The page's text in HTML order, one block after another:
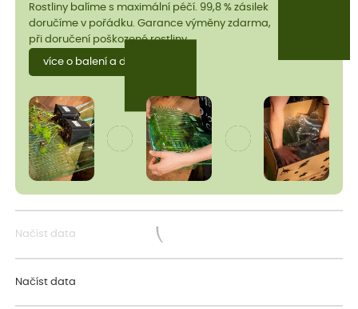
Rostliny balíme s maximální péčí. 99,8 % zásilek
doručíme v pořádku. Garance výměny zdarma,
při doručení poškozené rostliny.
více o balení a dopravě
Načíst data
Načíst data